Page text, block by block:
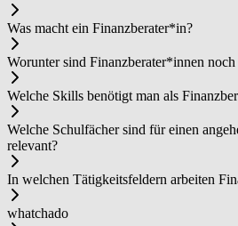
Was macht ein Fi­nanz­be­ra­ter*in?
Worunter sind Fi­nanz­be­ra­ter*in­nen noch
Welche Skills benötigt man als
Welche Schulfächer sind für einen
relevant?
In welchen Tätigkeitsfeldern arbeiten
whatchado